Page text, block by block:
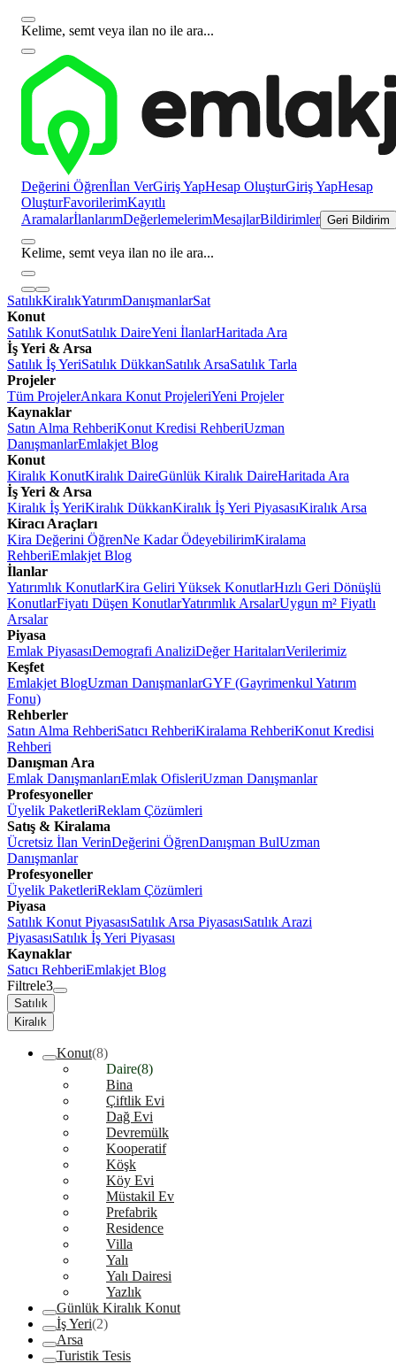
Kelime, semt veya ilan no ile ara...
Değerini Öğrenİlan VerGiriş YapHesap OluşturGiriş YapHesap
OluşturFavorilerimKayıtlı
AramalarİlanlarımDeğerlemelerimMesajlarBildirimler Geri Bildirim
Kelime, semt veya ilan no ile ara...
SatılıkKiralıkYatırımDanışmanlarSat
Konut
Satılık KonutSatılık DaireYeni İlanlarHaritada Ara
İş Yeri & Arsa
Satılık İş YeriSatılık DükkanSatılık ArsaSatılık Tarla
Projeler
Tüm ProjelerAnkara Konut ProjeleriYeni Projeler
Kaynaklar
Satın Alma RehberiKonut Kredisi RehberiUzman
DanışmanlarEmlakjet Blog
Konut
Kiralık KonutKiralık DaireGünlük Kiralık DaireHaritada Ara
İş Yeri & Arsa
Kiralık İş YeriKiralık DükkanKiralık İş Yeri PiyasasıKiralık Arsa
Kiracı Araçları
Kira Değerini ÖğrenNe Kadar ÖdeyebilirimKiralama
RehberiEmlakjet Blog
İlanlar
Yatırımlık KonutlarKira Geliri Yüksek KonutlarHızlı Geri Dönüşlü
KonutlarFiyatı Düşen KonutlarYatırımlık ArsalarUygun m² Fiyatlı
Arsalar
Piyasa
Emlak PiyasasıDemografi AnaliziDeğer HaritalarıVerilerimiz
Keşfet
Emlakjet BlogUzman DanışmanlarGYF (Gayrimenkul Yatırım
Fonu)
Rehberler
Satın Alma RehberiSatıcı RehberiKiralama RehberiKonut Kredisi
Rehberi
Danışman Ara
Emlak DanışmanlarıEmlak OfisleriUzman Danışmanlar
Profesyoneller
Üyelik PaketleriReklam Çözümleri
Satış & Kiralama
Ücretsiz İlan VerinDeğerini ÖğrenDanışman BulUzman
Danışmanlar
Profesyoneller
Üyelik PaketleriReklam Çözümleri
Piyasa
Satılık Konut PiyasasıSatılık Arsa PiyasasıSatılık Arazi
PiyasasıSatılık İş Yeri Piyasası
Kaynaklar
Satıcı RehberiEmlakjet Blog
Filtrele3
Satılık
Kiralık
Konut(8)
Daire(8)
Bina
Çiftlik Evi
Dağ Evi
Devremülk
Kooperatif
Köşk
Köy Evi
Müstakil Ev
Prefabrik
Residence
Villa
Yalı
Yalı Dairesi
Yazlık
Günlük Kiralık Konut
İş Yeri(2)
Arsa
Turistik Tesis